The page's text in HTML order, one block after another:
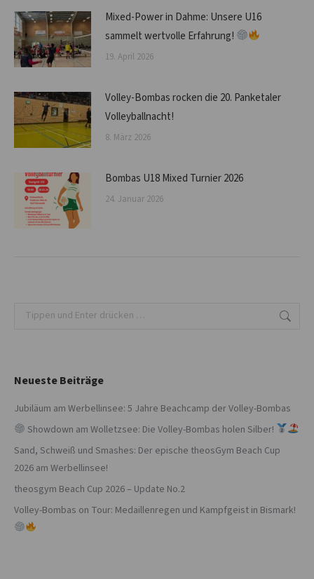
Mixed-Power in Dahme: Unsere U16
sammelt wertvolle Erfahrung!
19. April 2026
Volley-Bombas rocken die 20. Panketaler
Volleyballnacht!
8. März 2026
Bombas U18 Mixed Turnier 2026
24. Januar 2026
Search:
Neueste Beiträge
Jubiläum am Werbellinsee: 5 Jahre Beachcamp der Volley-Bombas
Showdown am Wolletzsee: Die Volley-Bombas holen Silber!
Sand, Schweiß und Smashes: Der epische theosGym Beach Cup
2026 am Werbellinsee!
theosgym Beach Cup 2026 – Update No.2
Volley-Bombas on Tour: Medaillenregen und Kampfgeist in Bismark!